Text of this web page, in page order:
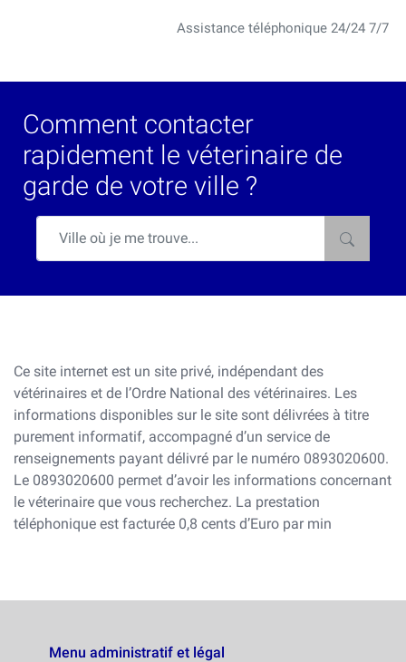
Assistance téléphonique 24/24 7/7
Comment contacter
rapidement le véterinaire de
garde de votre ville ?
Ce site internet est un site privé, indépendant des
vétérinaires et de l’Ordre National des vétérinaires. Les
informations disponibles sur le site sont délivrées à titre
purement informatif, accompagné d’un service de
renseignements payant délivré par le numéro 0893020600.
Le 0893020600 permet d’avoir les informations concernant
le véterinaire que vous recherchez. La prestation
téléphonique est facturée 0,8 cents d’Euro par min
Menu administratif et légal